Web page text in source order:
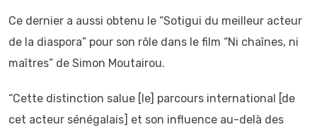
Ce dernier a aussi obtenu le “Sotigui du meilleur acteur
de la diaspora” pour son rôle dans le film “Ni chaînes, ni
maîtres” de Simon Moutairou.
“Cette distinction salue [le] parcours international [de
cet acteur sénégalais] et son influence au-delà des